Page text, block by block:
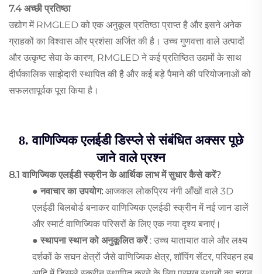
7.4 अच्छी प्रतिष्ठा
उद्योग में RMGLED को एक अनुकूल प्रतिष्ठा प्राप्त है और इसने अनेक
ग्राहकों का विश्वास और प्रशंसा अर्जित की है। उच्च गुणवत्ता वाले उत्पादों
और उत्कृष्ट सेवा के कारण, RMGLED ने कई प्रतिष्ठित उद्यमों के साथ
दीर्घकालिक साझेदारी स्थापित की है और कई बड़े पैमाने की परियोजनाओं को
सफलतापूर्वक पूरा किया है।
8. वाणिज्यिक एलईडी डिस्प्ले से संबंधित अक्सर पूछे
जाने वाले प्रश्न
8.1 वाणिज्यिक एलईडी स्क्रीन के आर्थिक लाभ में सुधार कैसे करें?
● नवाचार का उपयोग: आजकल लोकप्रिय नंगी आँखों वाले 3D
एलईडी बिलबोर्ड बनाकर वाणिज्यिक एलईडी स्क्रीन में नई जान डालें
और स्मार्ट वाणिज्यिक परिसरों के लिए एक नया दृश्य बनाएं।
● स्थापना स्थान को अनुकूलित करें : उच्च यातायात वाले और लक्ष्य
दर्शकों के सघन क्षेत्रों जैसे वाणिज्यिक क्षेत्र, शॉपिंग सेंटर, परिवहन हब